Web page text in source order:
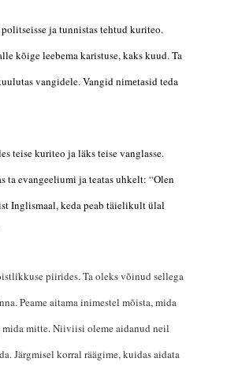
ja tunnistas tehtud kuriteo.
kõige leebema karistuse, kaks kuud.Ta
vangidele. Vangid nimetasid teda
teise kuriteo ja läks teise vanglasse.
taevangeeliumi ja teatas uhkelt: “Olen
Inglismaal, keda peab täielikult ülal
piirides. Ta oleks võinud sellega
Peame aitama inimestel mõista, mida
mida mitte. Niiviisi oleme aidanud neil
Järgmisel korral räägime, kuidas aidata